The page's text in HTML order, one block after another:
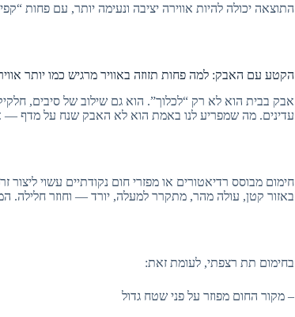
התוצאה יכולה להיות אווירה יציבה ונעימה יותר, עם פחות
הקטע עם האבק: למה פחות תזוזה באוויר מרגיש כמו יותר
אבק בבית הוא לא רק “לכלוך”. הוא גם שילוב של סיבים,
עדינים. מה שמפריע לנו באמת הוא לא האבק שנח על מדף —
חימום מבוסס רדיאטורים או מפזרי חום נקודתיים עשוי
באזור קטן, עולה מהר, מתקרר למעלה, יורד — וחוזר חלילה.
בחימום תת רצפתי, לעומת זאת:
– מקור החום מפוזר על פני שטח גדול